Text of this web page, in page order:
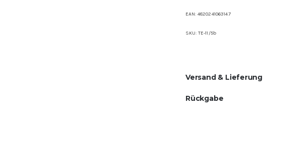
EAN: 4820241063147
SKU: TE-11/5b
Versand & Lieferung
Rückgabe